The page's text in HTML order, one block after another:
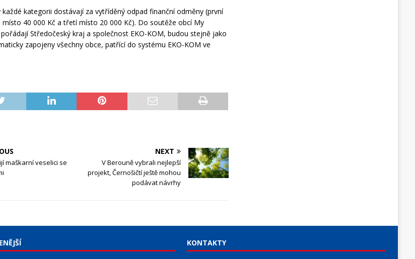
kategorii dostávají za vytříděný odpad finanční odměny (první
40 000 Kč a třetí místo 20 000 Kč). Do soutěže obcí My
Středočeský kraj a společnost EKO-KOM, budou stejně jako
zapojeny všechny obce, patřící do systému EKO-KOM ve
maškarní veselici se
NEXT
V Berouně vybrali nejlepší
projekt, Černošičtí ještě mohou
podávat návrhy
KONTAKTY